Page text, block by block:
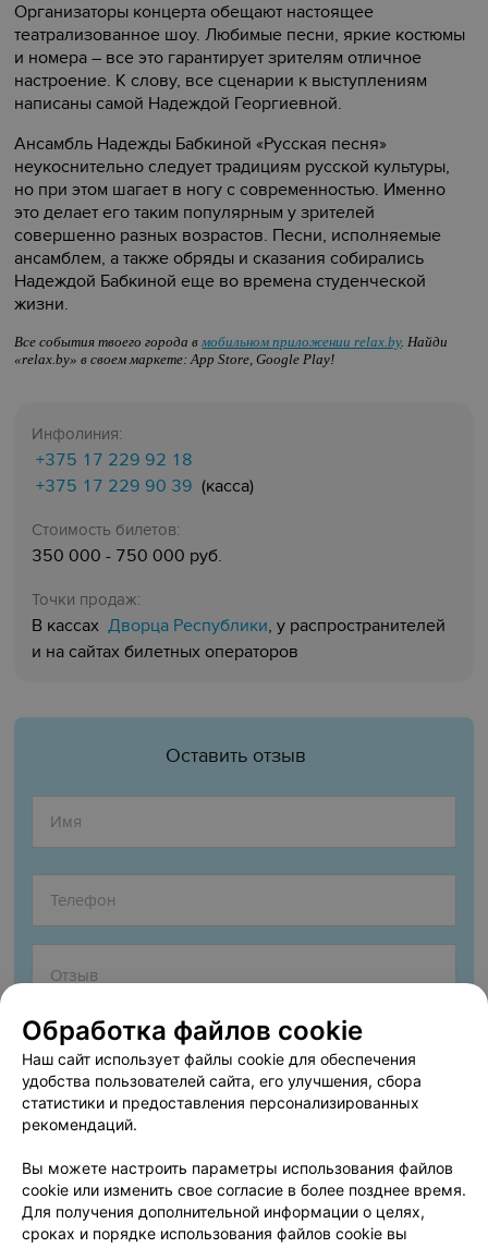
Организаторы концерта обещают настоящее
театрализованное шоу. Любимые песни, яркие костюмы
и номера – все это гарантирует зрителям отличное
настроение. К слову, все сценарии к выступлениям
написаны самой Надеждой Георгиевной.
Ансамбль Надежды Бабкиной «Русская песня»
неукоснительно следует традициям русской культуры,
но при этом шагает в ногу с современностью. Именно
это делает его таким популярным у зрителей
совершенно разных возрастов. Песни, исполняемые
ансамблем, а также обряды и сказания собирались
Надеждой Бабкиной еще во времена студенческой
жизни.
Все события твоего города вмобильном приложении relax.by. Найди
«relax.by» в своем маркете: App Store, Google Play!
Инфолиния:
+375 17 229 92 18
+375 17 229 90 39 (касса)
Стоимость билетов:
350 000 - 750 000 руб.
Точки продаж:
В кассах Дворца Республики, у распространителей
и на сайтах билетных операторов
Оставить отзыв
Согласен опубликовать отзыв. Подробнее об
прав
Обработка файлов cookie
Наш сайт использует файлы cookie для обеспечения
удобства пользователей сайта, его улучшения, сбора
статистики и предоставления персонализированных
рекомендаций.
Вы можете настроить параметры использования файлов
cookie или изменить свое согласие в более позднее время.
Для получения дополнительной информации о целях,
сроках и порядке использования файлов cookie вы